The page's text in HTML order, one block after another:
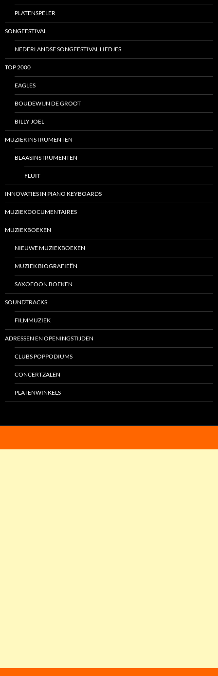
PLATENSPELER
SONGFESTIVAL
NEDERLANDSE SONGFESTIVAL LIEDJES
TOP 2000
EAGLES
BOUDEWIJN DE GROOT
BILLY JOEL
MUZIEKINSTRUMENTEN
BLAASINSTRUMENTEN
FLUIT
INNOVATIES IN PIANO KEYBOARDS
MUZIEKDOCUMENTAIRES
MUZIEKBOEKEN
NIEUWE MUZIEKBOEKEN
MUZIEK BIOGRAFIEËN
SAXOFOON BOEKEN
SOUNDTRACKS
FILMMUZIEK
ADRESSEN EN OPENINGSTIJDEN
CLUBS POPPODIUMS
CONCERTZALEN
PLATENWINKELS